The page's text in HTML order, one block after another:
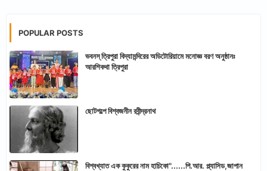
POPULAR POSTS
ভবনস্ ত্রিপুরা বিদ্যামন্দিরের অডিটোরিয়ামে মনোজ্ঞ বরণ অনুষ্ঠানঃ
আরশিকথা ত্রিপুরা
ছোটগল্পে বিশ্বজনীন রবীন্দ্রনাথ
বিশ্বখ্যাত এক কুকুরের নাম হাচিকো"......পি.আর. প্ল্যাসিড,জাপান